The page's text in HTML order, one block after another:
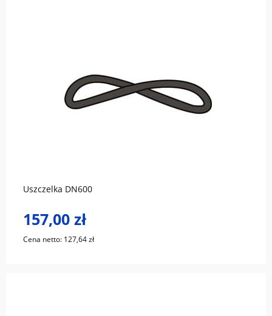
Uszczelka DN600
157,00 zł
Cena netto: 127,64 zł